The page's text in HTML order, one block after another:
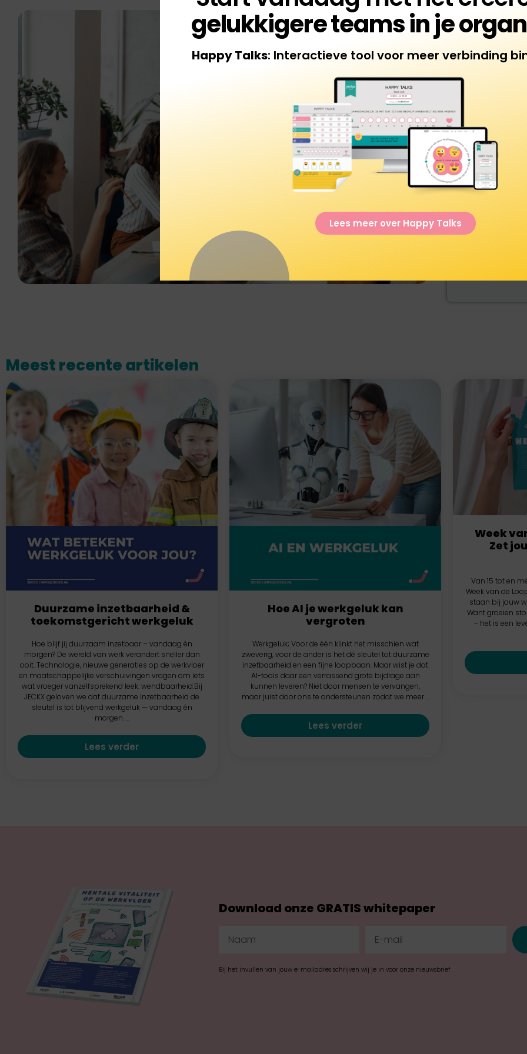
Meest recente artikelen
Duurzame inzetbaarheid &
toekomstgericht werkgeluk
Hoe blijf jij duurzaam inzetbaar – vandaag én
morgen? De wereld van werk verandert sneller dan
ooit. Technologie, nieuwe generaties op de werkvloer
en maatschappelijke verschuivingen vragen om iets
wat vroeger vanzelfsprekend leek: wendbaarheid.Bij
JECKX geloven we dat duurzame inzetbaarheid de
sleutel is tot blijvend werkgeluk — vandaag én
morgen. ...
Lees verder
Hoe AI je werkgeluk kan
vergroten
Werkgeluk; Voor de één klinkt het misschien wat
zweverig, voor de ander is het dé sleutel tot duurzame
inzetbaarheid en een fijne loopbaan. Maar wist je dat
AI-tools daar een verrassend grote bijdrage aan
kunnen leveren? Niet door mensen te vervangen,
maar juist door ons te ondersteunen zodat we meer ...
Lees verder
Week
Zet
Van 15 tot en
Week van de
staan bij jouw
Want groeien
– het is een
Download onze GRATIS whitepaper
Bij het invullen van jouw e-mailadres schrijven wij je in voor onze nieuwsbrief
gelukkigere teams in je
Happy Talks: Interactieve tool voor meer verbinding
Lees meer over Happy Talks